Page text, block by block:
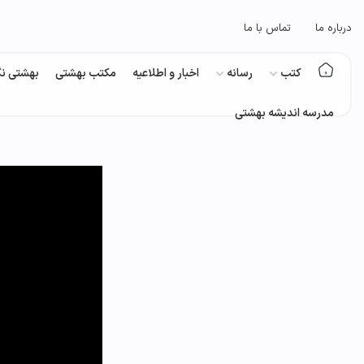
درباره ما تماس با ما
کتب رسانه اخبار و اطلاعیه مکتب بهشتی بهشتی
مدرسه اندیشه بهشتی